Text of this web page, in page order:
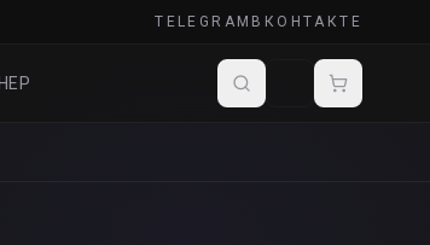
TELEGRAM ВКОНТАКТЕ